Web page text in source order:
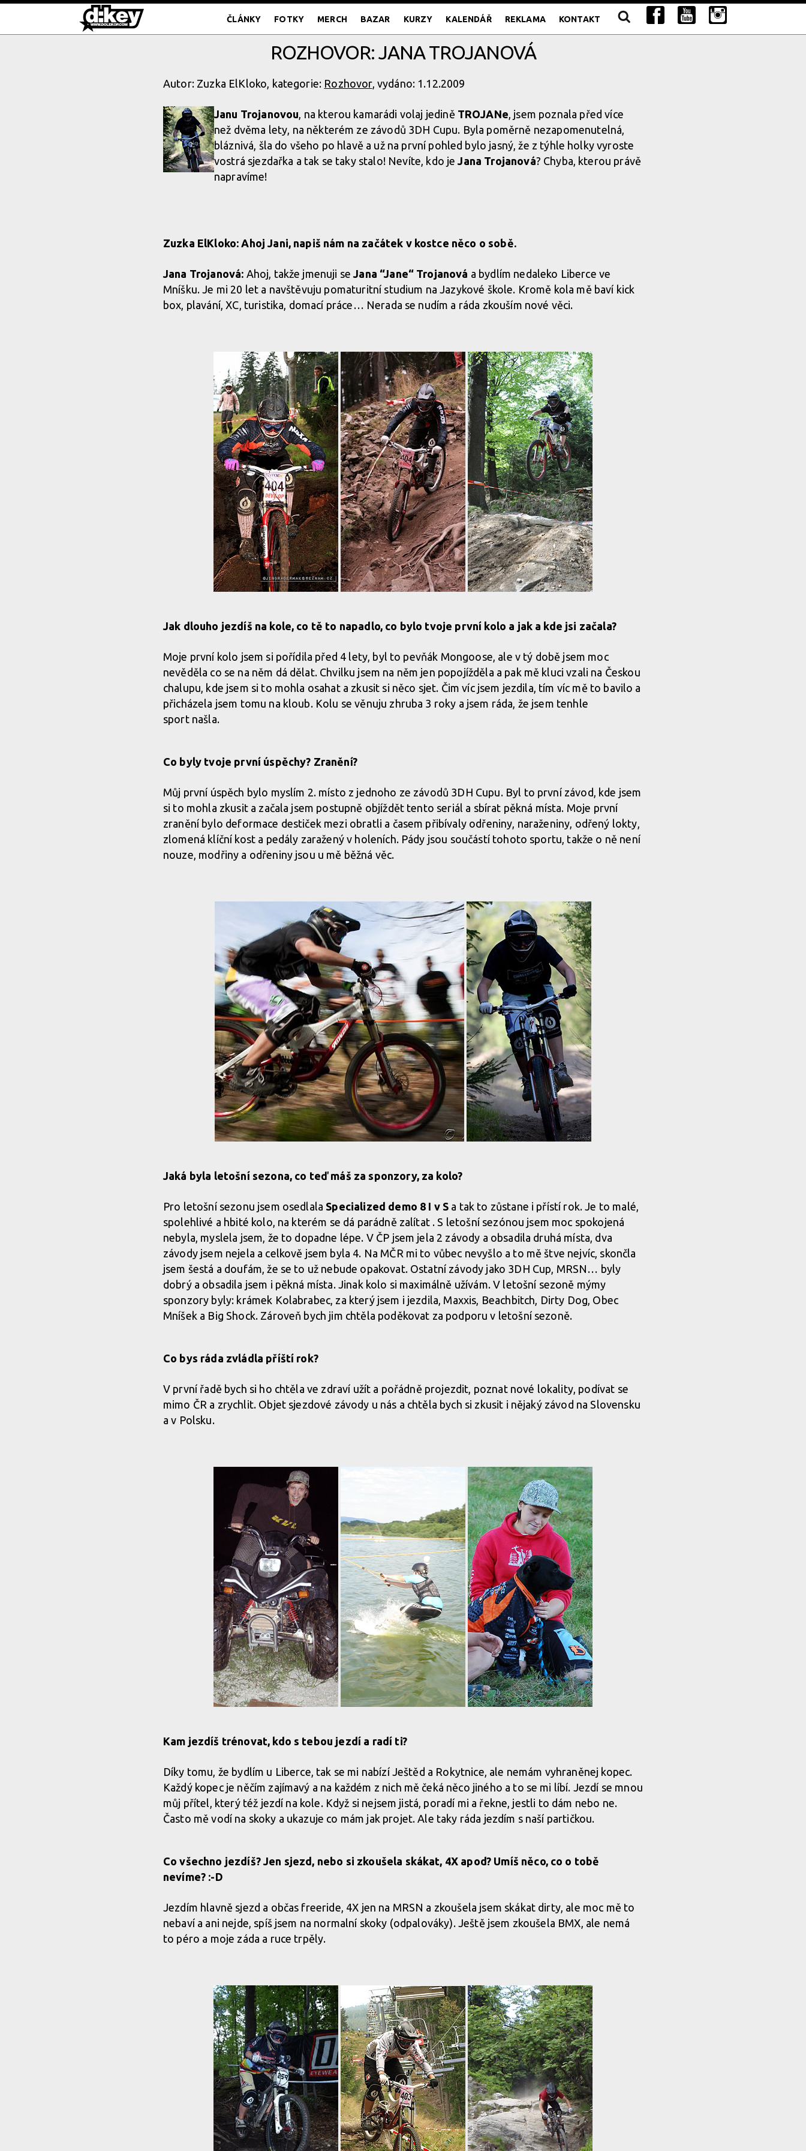
ČLÁNKY FOTKY MERCH BAZAR KURZY KALENDÁŘ REKLAMA KONTAKT
ROZHOVOR: JANA TROJANOVÁ
Autor: Zuzka ElKloko, kategorie: Rozhovor, vydáno: 1.12.2009
Janu Trojanovou, na kterou kamarádi volaj jedině TROJANe, jsem poznala před více
než dvěma lety, na některém ze závodů 3DH Cupu. Byla poměrně nezapomenutelná,
bláznivá, šla do všeho po hlavě a už na první pohled bylo jasný, že z týhle holky vyroste
vostrá sjezdařka a tak se taky stalo! Nevíte, kdo jeJana Trojanová? Chyba, kterou právě
napravíme!
Zuzka ElKloko: Ahoj Jani, napiš nám na začátek v kostce něco o sobě.
Jana Trojanová: Ahoj, takže jmenuji seJana “Jane“ Trojanová a bydlím nedaleko Liberce ve
Mníšku. Je mi 20 let a navštěvuju pomaturitní studium na Jazykové škole. Kromě kola mě baví kick
box, plavání, XC, turistika, domací práce… Nerada se nudím a ráda zkouším nové věci.
Jak dlouho jezdíš na kole, co tě to napadlo, co bylo tvoje první kolo a jak a kde jsi začala?
Moje první kolo jsem si pořídila před 4 lety, byl to pevňák Mongoose, ale v tý době jsem moc
nevěděla co se na něm dá dělat. Chvilku jsem na něm jen popojížděla a pak mě kluci vzali na Českou
chalupu, kde jsem si to mohla osahat a zkusit si něco sjet. Čim víc jsem jezdila, tím víc mě to bavilo a
přicházela jsem tomu na kloub. Kolu se věnuju zhruba 3 roky a jsem ráda, že jsem tenhle
sport našla.
Co byly tvoje první úspěchy? Zranění?
Můj první úspěch bylo myslím 2. místo z jednoho ze závodů 3DH Cupu. Byl to první závod, kde jsem
si to mohla zkusit a začala jsem postupně objíždět tento seriál a sbírat pěkná místa. Moje první
zranění bylo deformace destiček mezi obratli a časem přibívaly odřeniny, naraženiny, odřený lokty,
zlomená klíční kost a pedály zaražený v holeních. Pády jsou součástí tohoto sportu, takže o ně není
nouze, modřiny a odřeniny jsou u mě běžná věc.
Jaká byla letošní sezona, co teď máš za sponzory, za kolo?
Pro letošní sezonu jsem osedlala Specialized demo 8 I v S a tak to zůstane i přístí rok. Je to malé,
spolehlivé a hbité kolo, na kterém se dá parádně zalítat . S letošní sezónou jsem moc spokojená
nebyla, myslela jsem, že to dopadne lépe. V ČP jsem jela 2 závody a obsadila druhá místa, dva
závody jsem nejela a celkově jsem byla 4. Na MČR mi to vůbec nevyšlo a to mě štve nejvíc, skončla
jsem šestá a doufám, že se to už nebude opakovat. Ostatní závody jako 3DH Cup, MRSN… byly
dobrý a obsadila jsem i pěkná místa. Jinak kolo si maximálně užívám. V letošní sezoně mýmy
sponzory byly: krámek Kolabrabec, za který jsem i jezdila, Maxxis, Beachbitch, Dirty Dog, Obec
Mníšek a Big Shock. Zároveň bych jim chtěla poděkovat za podporu v letošní sezoně.
Co bys ráda zvládla příští rok?
V první řadě bych si ho chtěla ve zdraví užít a pořádně projezdit, poznat nové lokality, podívat se
mimo ČR a zrychlit. Objet sjezdové závody u nás a chtěla bych si zkusit i nějaký závod na Slovensku
a v Polsku.
Kam jezdíš trénovat, kdo s tebou jezdí a radí ti?
Díky tomu, že bydlím u Liberce, tak se mi nabízí Ještěd a Rokytnice, ale nemám vyhraněnej kopec.
Každý kopec je něčím zajímavý a na každém z nich mě čeká něco jiného a to se mi líbí. Jezdí se mnou
můj přítel, který též jezdí na kole. Když si nejsem jistá, poradí mi a řekne, jestli to dám nebo ne.
Často mě vodí na skoky a ukazuje co mám jak projet. Ale taky ráda jezdím s naší partičkou.
Co všechno jezdíš? Jen sjezd, nebo si zkoušela skákat, 4X apod? Umíš něco, co o tobě
nevíme? :-D
Jezdím hlavně sjezd a občas freeride, 4X jen na MRSN a zkoušela jsem skákat dirty, ale moc mě to
nebaví a ani nejde, spíš jsem na normalní skoky (odpalováky). Ještě jsem zkoušela BMX, ale nemá
to péro a moje záda a ruce trpěly.